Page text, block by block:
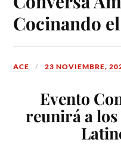
Cocinando
ACE 23 NOVIEMBRE,
Evento
reunirá a los